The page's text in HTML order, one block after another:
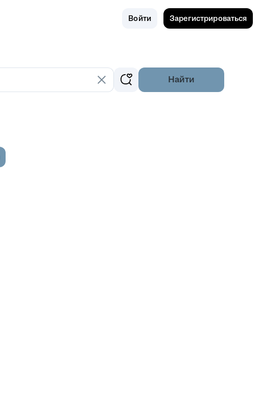
Войти Зарегистрироваться
Найти